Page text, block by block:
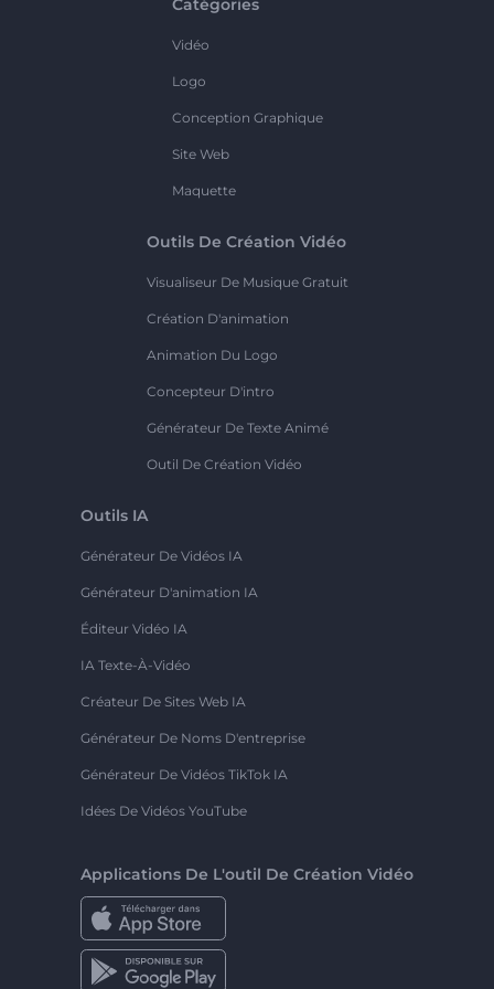
Catégories
Vidéo
Logo
Conception Graphique
Site Web
Maquette
Outils De Création Vidéo
Visualiseur De Musique Gratuit
Création D'animation
Animation Du Logo
Concepteur D'intro
Générateur De Texte Animé
Outil De Création Vidéo
Outils IA
Générateur De Vidéos IA
Générateur D'animation IA
Éditeur Vidéo IA
IA Texte-À-Vidéo
Créateur De Sites Web IA
Générateur De Noms D'entreprise
Générateur De Vidéos TikTok IA
Idées De Vidéos YouTube
Applications De L'outil De Création Vidéo